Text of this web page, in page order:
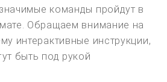
команды пройдут в
Обращаем внимание на
интерактивные инструкции,
быть под рукой